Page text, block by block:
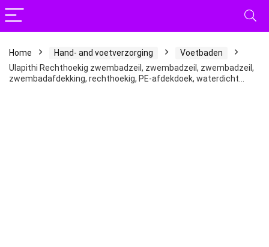
Home Hand- and voetverzorging
Voetbaden
Ulapithi Rechthoekig zwembadzeil, zwembadzeil, zwembadzeil,
zwembadafdekking, rechthoekig, PE-afdekdoek, waterdicht…